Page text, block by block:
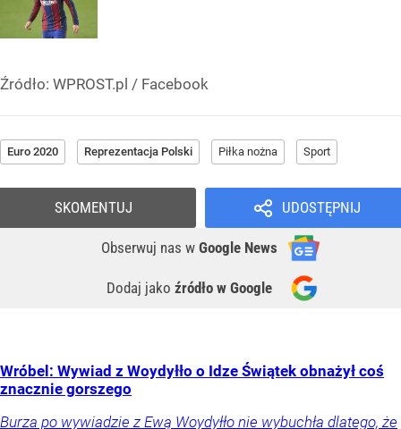
Źródło: WPROST.pl / Facebook
Euro 2020 Reprezentacja Polski Piłka nożna Sport
UDOSTĘPNIJ
Obserwuj nas w Google News
Dodaj jako źródło w Google
SKOMENTUJ
Wróbel: Wywiad z Woydyłło o Idze Świątek obnażył coś
znacznie gorszego
Burza po wywiadzie z Ewą Woydyłło nie wybuchła dlatego, że